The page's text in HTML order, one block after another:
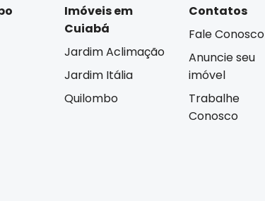
Imóveis em
Cuiabá
Jardim Aclimação
Jardim Itália
Quilombo
Contatos
Fale Conosco
Anuncie seu
imóvel
Trabalhe
Conosco